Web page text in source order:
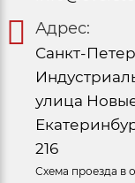
Адрес:
Санкт-
улица
216
Схема проезда в